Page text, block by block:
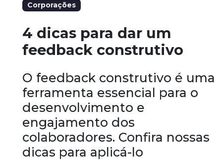
Corporações
4 dicas para dar um
feedback construtivo
O feedback construtivo é uma
ferramenta essencial para o
desenvolvimento e
engajamento dos
colaboradores. Confira nossas
dicas para aplicá-lo